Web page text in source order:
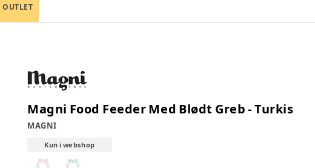
OUTLET
Magni Food Feeder Med Blødt Greb - Turkis
MAGNI
Kun i webshop